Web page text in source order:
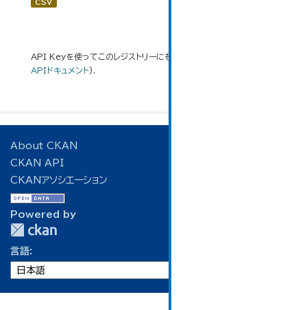
CSV
API Keyを使ってこのレジストリーにもアクセス可能です
APIドキュメント).
About CKAN
CKAN API
CKANアソシエーション
Powered by
言語